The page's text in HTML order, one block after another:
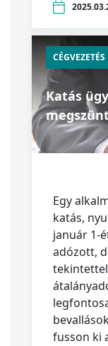
CÉGVEZETÉS
Katás
Egy
katás,
január 1-
adózott,
fusson ki